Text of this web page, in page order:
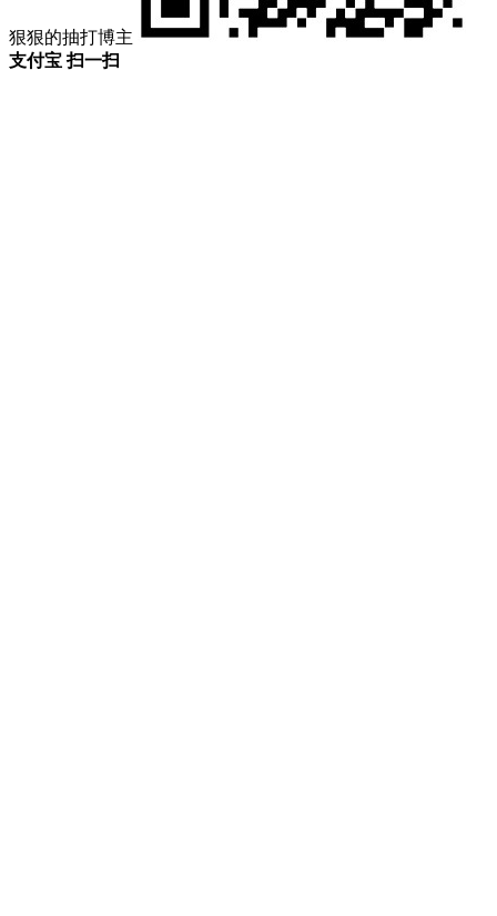
狠狠的抽打博主
支付宝 扫一扫